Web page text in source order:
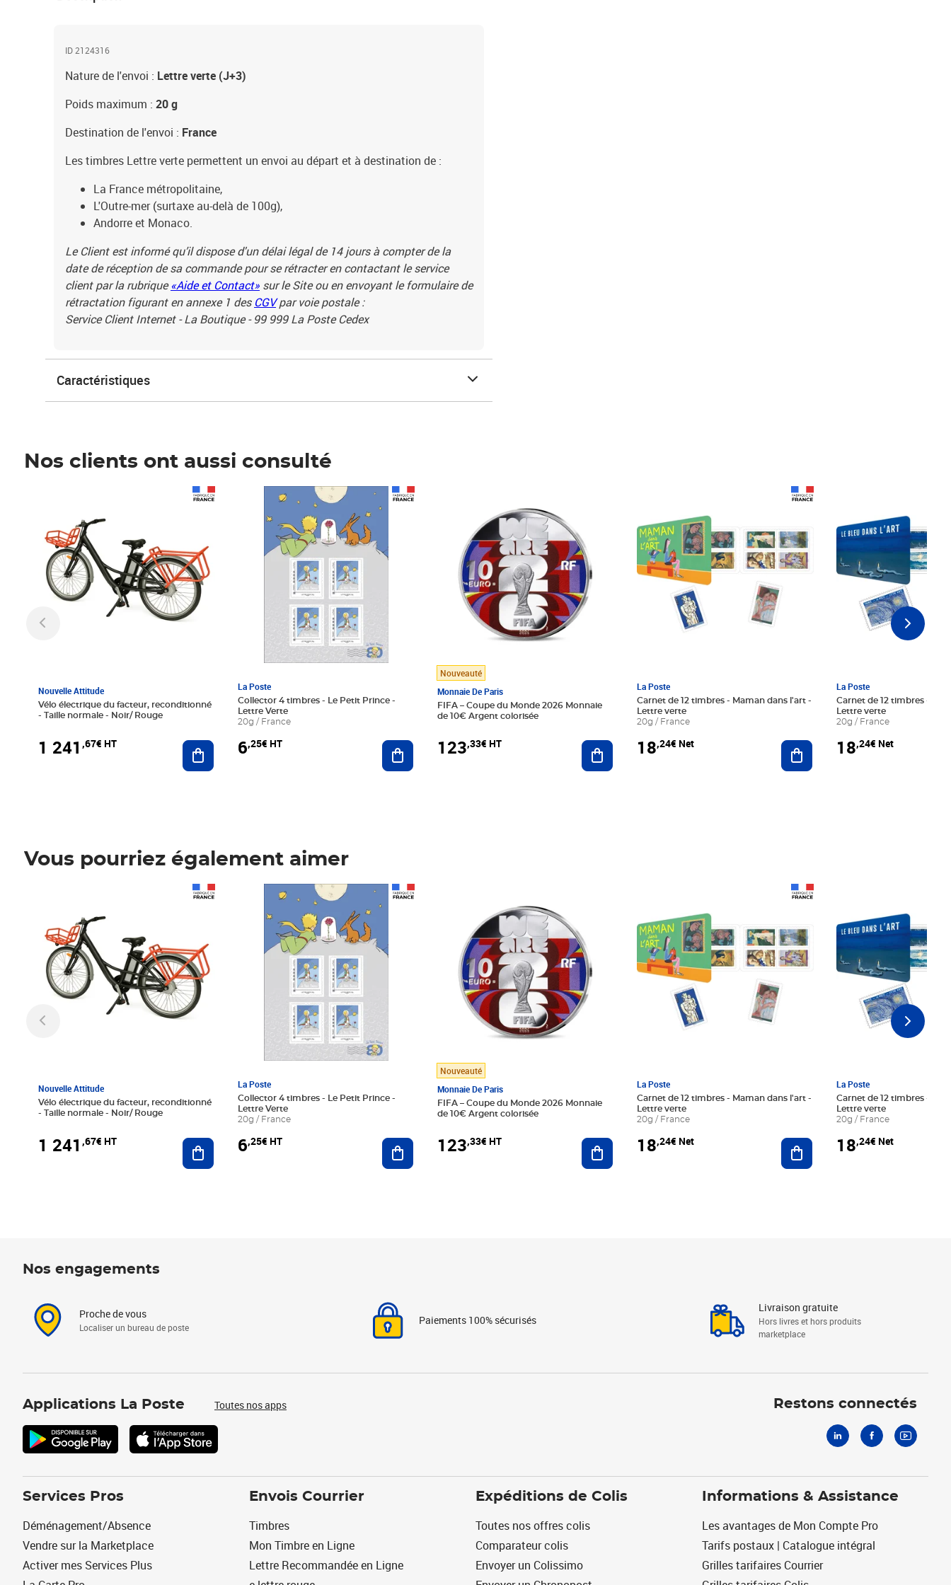
ID 2124316
Nature de l'envoi : Lettre verte (J+3)
Poids maximum : 20 g
Destination de l'envoi : France
Les timbres Lettre verte permettent un envoi au départ et à destination de :
La France métropolitaine,
L'Outre-mer (surtaxe au-delà de 100g),
Andorre et Monaco.
Le Client est informé qu’il dispose d'un délai légal de 14 jours à compter de la
date de réception de sa commande pour se rétracter en contactant le service
client par la rubrique«Aide et Contact» sur le Site ou en envoyant le formulaire de
rétractation figurant en annexe 1 des CGVpar voie postale :
Service Client Internet - La Boutique - 99 999 La Poste Cedex
Caractéristiques
Nos clients ont aussi consulté
Nouvelle Attitude
Vélo électrique du facteur, reconditionné
- Taille normale - Noir/ Rouge
1 241 ,67€ HT Ajouter au panier
La Poste
Collector 4 timbres - Le Petit Prince -
Lettre Verte
20g / France
6,25€ HT
Prix 6,25€ HT
Ajouter au panier
Nouveauté
Monnaie De Paris
FIFA – Coupe du Monde 2026 Monnaie
de 10€ Argent colorisée
123,33€ HT Ajouter au panier
La Poste
Carnet de 12 timbres - Maman dans l'art -
Lettre verte
20g / France
18,24€ Net Ajouter au panier
La Poste
Carnet de 12 timbres - Le
Lettre verte
20g / France
18,24€ Net
Vous pourriez également aimer
Nouvelle Attitude
Vélo électrique du facteur, reconditionné
- Taille normale - Noir/ Rouge
1 241 ,67€ HT Ajouter au panier
La Poste
Collector 4 timbres - Le Petit Prince -
Lettre Verte
20g / France
6,25€ HT
Prix 6,25€ HT
Ajouter au panier
Nouveauté
Monnaie De Paris
FIFA – Coupe du Monde 2026 Monnaie
de 10€ Argent colorisée
123,33€ HT Ajouter au panier
La Poste
Carnet de 12 timbres - Maman dans l'art -
Lettre verte
20g / France
18,24€ Net Ajouter au panier
La Poste
Carnet de 12 timbres - Le
Lettre verte
20g / France
18,24€ Net
Nos engagements
Proche de vous
Localiser un bureau de poste
Paiements 100% sécurisés
Livraison gratuite
Hors livres et hors produits
marketplace
Applications La Poste Toutes nos apps Restons connectés
Services Pros
Déménagement/Absence
Vendre sur la Marketplace
Activer mes Services Plus
Envois Courrier
Timbres
Mon Timbre en Ligne
Lettre Recommandée en Ligne
Expéditions de Colis
Toutes nos offres colis
Comparateur colis
Envoyer un Colissimo
Informations & Assistance
Les avantages de Mon Compte Pro
Tarifs postaux | Catalogue intégral
Grilles tarifaires Courrier